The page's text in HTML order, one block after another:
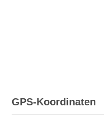
GPS-Koordinaten